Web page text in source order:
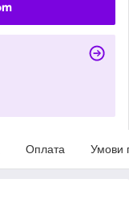
Оплата Умови